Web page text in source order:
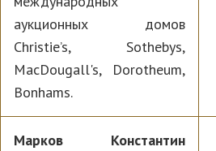
аукционных домов
Christie’s, Sothebys,
MacDougall's, Dorotheum,
Bonhams.
Марков Константин